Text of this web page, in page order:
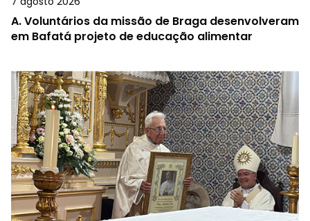
A.Voluntários da missão de Braga desenvolveram
em Bafatá projeto de educação alimentar